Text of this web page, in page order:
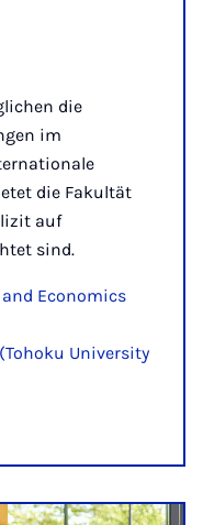
die
im
die Fakultät
auf
sind.
Economics
University